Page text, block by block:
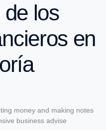
los
en